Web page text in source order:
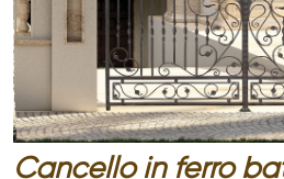
Cancello in ferro